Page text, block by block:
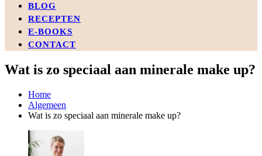
BLOG
RECEPTEN
E-BOOKS
CONTACT
Wat is zo speciaal aan minerale make up?
Home
Algemeen
Wat is zo speciaal aan minerale make up?